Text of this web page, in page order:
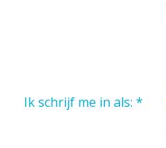
Ik schrijf me in als: *